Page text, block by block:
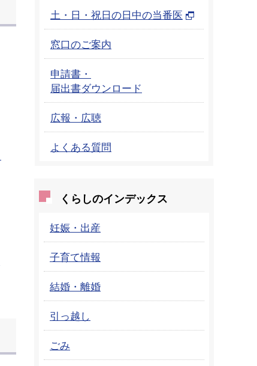
土・日・祝日の日中の当番医
窓口のご案内
申請書・
届出書ダウンロード
広報・広聴
よくある質問
くらしのインデックス
妊娠・出産
子育て情報
結婚・離婚
引っ越し
ごみ